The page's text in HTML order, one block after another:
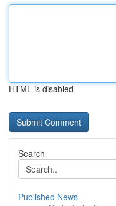
HTML is disabled
Search
Published News